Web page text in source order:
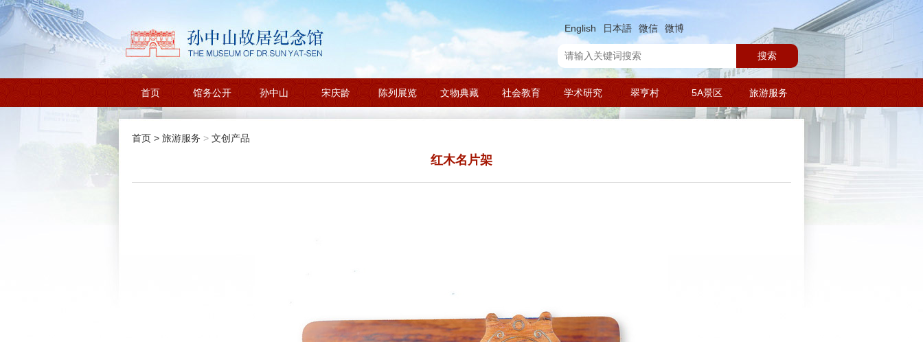
English 日本語 微信 微博
搜索
首页 馆务公开 孙中山 宋庆龄 陈列展览 文物典藏 社会教育 学术研究 翠亨村 5A景区 旅游服务
首页 > 旅游服务 > 文创产品
红木名片架